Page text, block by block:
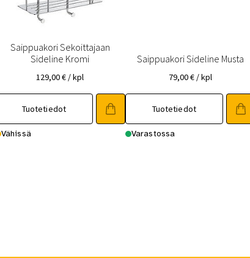
Saippuakori Sekoittajaan
Sideline Kromi
129,00€ / kpl
Tuotetiedot
Vähissä
Saippuakori Sideline Musta
79,00€ / kpl
Tuotetiedot
Varastossa